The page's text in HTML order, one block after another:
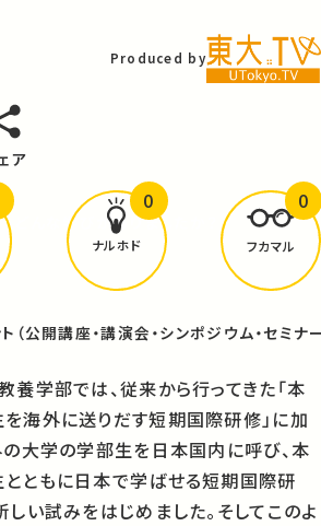
Produced by
ア
どんな学びがありましたか？
ナルホド
0
フカマル
0
（公開講座・講演会・シンポジウム・セミナ
養学部では、従来から行ってきた「本
海外に送りだす短期国際研修」に加
の大学の学部生を日本国内に呼び、本
ともに日本で学ばせる短期国際研
しい試みをはじめました。そしてこのよ